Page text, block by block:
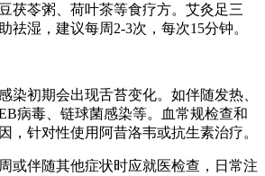
茯苓粥、荷叶茶等食疗方。艾灸足三
祛湿，建议每周2-3次，每次15分钟。
染初期会出现舌苔变化。如伴随发热、
病毒、链球菌感染等。血常规检查和
，针对性使用阿昔洛韦或抗生素治疗。
或伴随其他症状时应就医检查，日常注